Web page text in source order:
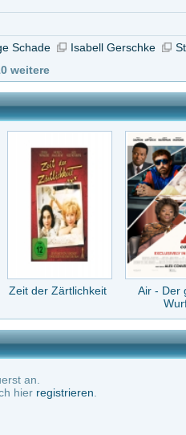
Air - Der große
Wurf
Das Haus der Lady
Alquist